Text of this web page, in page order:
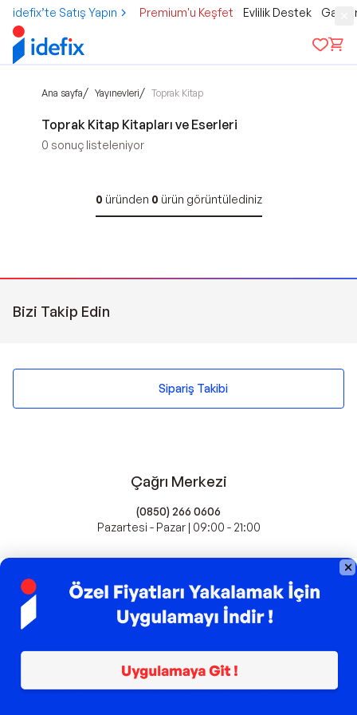
idefix’te Satış Yapın Premium'u Keşfet Evlilik Destek
Ana sayfa/ Yayınevleri/ Toprak Kitap
Toprak Kitap Kitapları ve Eserleri
0 sonuç listeleniyor
0 üründen 0 ürün görüntülediniz
Bizi Takip Edin
Popüler Markalar
Farmasi
Xiaomi
Lavazza
Fashcolle
Pro Plan
Sipariş Takibi
Çağrı Merkezi
(0850) 266 0606
Pazartesi - Pazar | 09:00 - 21:00